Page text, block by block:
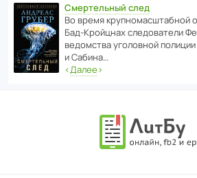
Смертельный след
Во время круп­но­мас­ш­та­бной
Бад‑Крой­цнах следо­ва­тели
ведомства уголо­вной
и Сабина…
‹Далее›